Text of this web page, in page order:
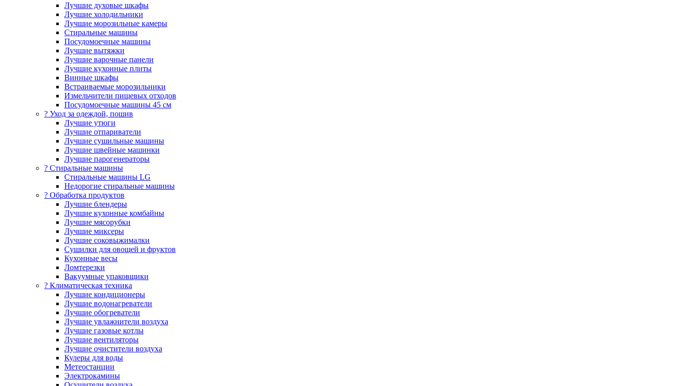
Лучшие духовые шкафы
Лучшие холодильники
Лучшие морозильные камеры
Стиральные машины
Посудомоечные машины
Лучшие вытяжки
Лучшие варочные панели
Лучшие кухонные плиты
Винные шкафы
Встраиваемые морозильники
Измельчители пищевых отходов
Посудомоечные машины 45 см
? Уход за одеждой, пошив
Лучшие утюги
Лучшие отпариватели
Лучшие сушильные машины
Лучшие швейные машинки
Лучшие парогенераторы
? Стиральные машины
Стиральные машины LG
Недорогие стиральные машины
? Обработка продуктов
Лучшие блендеры
Лучшие кухонные комбайны
Лучшие мясорубки
Лучшие миксеры
Лучшие соковыжималки
Сушилки для овощей и фруктов
Кухонные весы
Ломтерезки
Вакуумные упаковщики
?️ Климатическая техника
Лучшие кондиционеры
Лучшие водонагреватели
Лучшие обогреватели
Лучшие увлажнители воздуха
Лучшие газовые котлы
Лучшие вентиляторы
Лучшие очистители воздуха
Кулеры для воды
Метеостанции
Электрокамины